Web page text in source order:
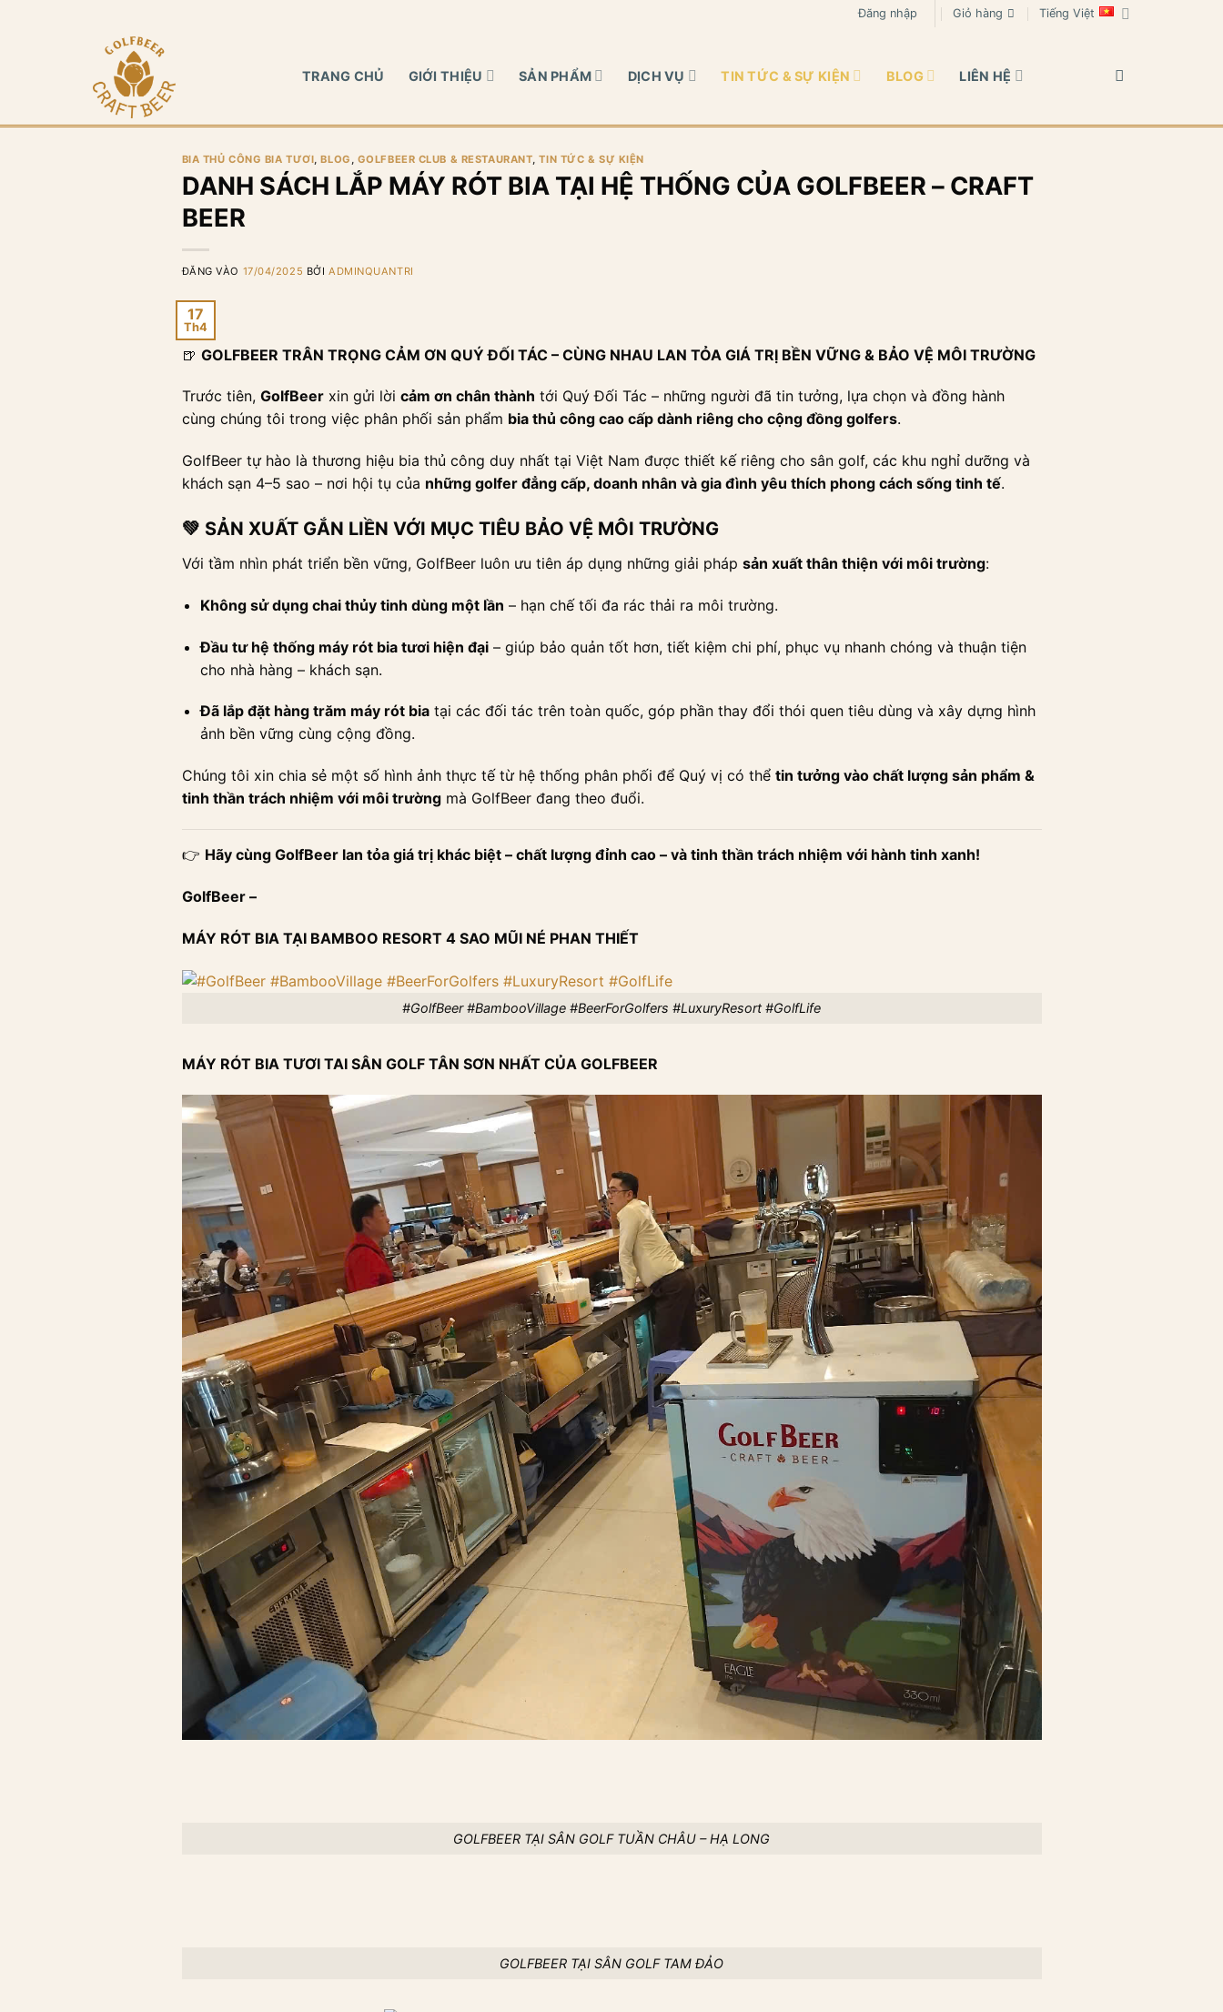
Đăng nhập Giỏ hàng Tiếng Việt
TRANG CHỦ GIỚI THIỆU SẢN PHẨM DỊCH VỤ TIN TỨC & SỰ KIỆN BLOG LIÊN HỆ
BIA THỦ CÔNG BIA TƯƠI,BLOG , GOLFBEER CLUB & RESTAURANT,TIN TỨC & SỰ KIỆN
DANH SÁCH LẮP MÁY RÓT BIA TẠI HỆ THỐNG CỦA GOLFBEER – CRAFT
BEER
ĐĂNG VÀO 17/04/2025 BỞI ADMINQUANTRI
17
Th4
🍺 GOLFBEER TRÂN TRỌNG CẢM ƠN QUÝ ĐỐI TÁC – CÙNG NHAU LAN TỎA GIÁ TRỊ BỀN VỮNG & BẢO VỆ MÔI TRƯỜNG
Trước tiên, GolfBeerxin gửi lời cảm ơn chân thành tới Quý Đối Tác – những người đã tin tưởng, lựa chọn và đồng hành
cùng chúng tôi trong việc phân phối sản phẩm bia thủ công cao cấp dành riêng cho cộng đồng golfers.
GolfBeer tự hào là thương hiệu bia thủ công duy nhất tại Việt Nam được thiết kế riêng cho sân golf, các khu nghỉ dưỡng và
khách sạn 4–5 sao – nơi hội tụ của những golfer đẳng cấp, doanh nhân và gia đình yêu thích phong cách sống tinh tế.
💚 SẢN XUẤT GẮN LIỀN VỚI MỤC TIÊU BẢO VỆ MÔI TRƯỜNG
Với tầm nhìn phát triển bền vững, GolfBeer luôn ưu tiên áp dụng những giải pháp sản xuất thân thiện với môi trường:
Không sử dụng chai thủy tinh dùng một lần – hạn chế tối đa rác thải ra môi trường.
Đầu tư hệ thống máy rót bia tươi hiện đại – giúp bảo quản tốt hơn, tiết kiệm chi phí, phục vụ nhanh chóng và thuận tiện
cho nhà hàng – khách sạn.
Đã lắp đặt hàng trăm máy rót bia tại các đối tác trên toàn quốc, góp phần thay đổi thói quen tiêu dùng và xây dựng hình
ảnh bền vững cùng cộng đồng.
Chúng tôi xin chia sẻ một số hình ảnh thực tế từ hệ thống phân phối để Quý vị có thể tin tưởng vào chất lượng sản phẩm &
tinh thần trách nhiệm với môi trườngmà GolfBeer đang theo đuổi.
👉 Hãy cùng GolfBeer lan tỏa giá trị khác biệt – chất lượng đỉnh cao – và tinh thần trách nhiệm với hành tinh xanh!
GolfBeer –
MÁY RÓT BIA TẠI BAMBOO RESORT 4 SAO MŨI NÉ PHAN THIẾT
#GolfBeer #BambooVillage #BeerForGolfers #LuxuryResort #GolfLife
MÁY RÓT BIA TƯƠI TAI SÂN GOLF TÂN SƠN NHẤT CỦA GOLFBEER
GOLFBEER TẠI SÂN GOLF TUẦN CHÂU – HẠ LONG
GOLFBEER TẠI SÂN GOLF TAM ĐẢO